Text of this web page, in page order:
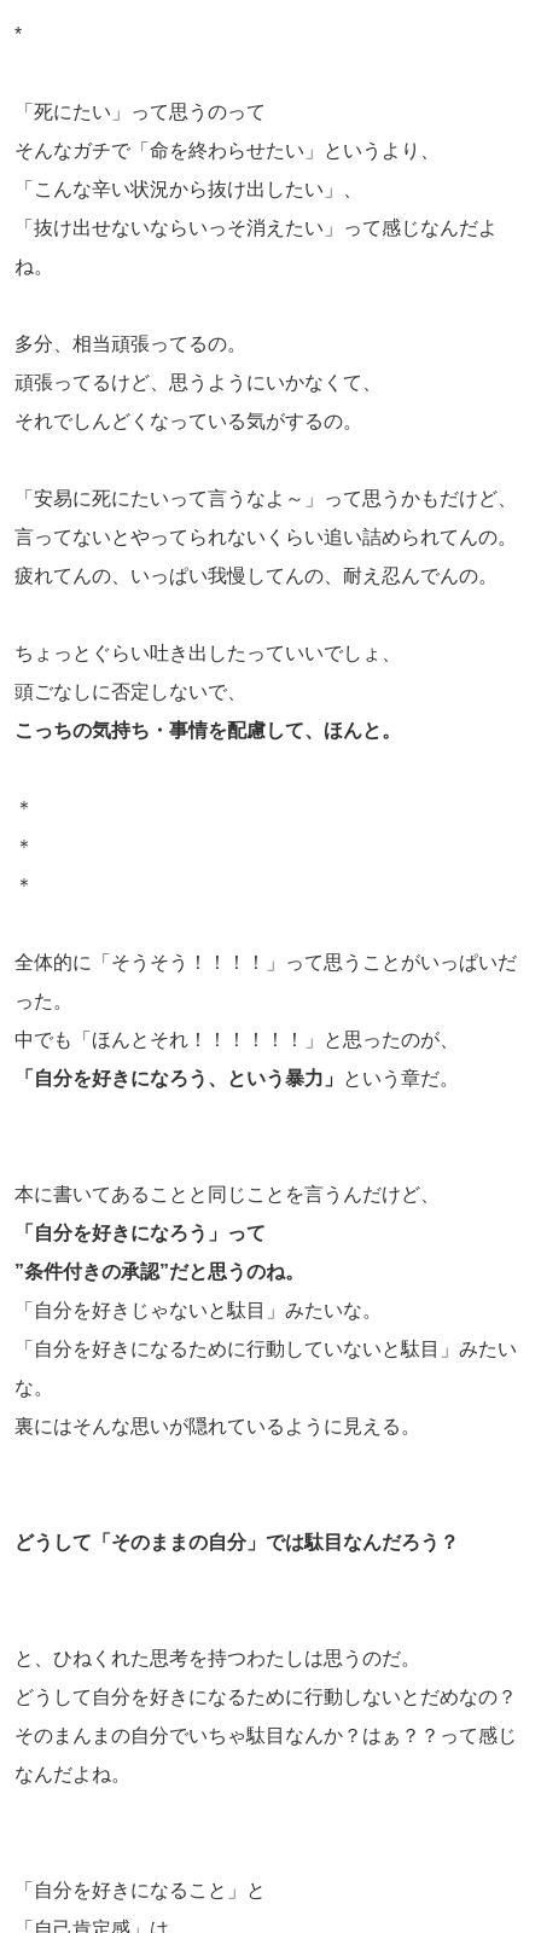
*
「死にたい」って思うのって
そんなガチで「命を終わらせたい」というより、
「こんな辛い状況から抜け出したい」、
「抜け出せないならいっそ消えたい」って感じなんだよ
ね。
多分、相当頑張ってるの。
頑張ってるけど、思うようにいかなくて、
それでしんどくなっている気がするの。
「安易に死にたいって言うなよ～」って思うかもだけど、
言ってないとやってられないくらい追い詰められてんの。
疲れてんの、いっぱい我慢してんの、耐え忍んでんの。
ちょっとぐらい吐き出したっていいでしょ、
頭ごなしに否定しないで、
こっちの気持ち・事情を配慮して、ほんと。
＊
＊
＊
全体的に「そうそう！！！！」って思うことがいっぱいだ
った。
中でも「ほんとそれ！！！！！！」と思ったのが、
「自分を好きになろう、という暴力」
という章だ。
本に書いてあることと同じことを言うんだけど、
「自分を好きになろう」って
”条件付きの承認”だと思うのね。
「自分を好きじゃないと駄目」みたいな。
「自分を好きになるために行動していないと駄目」みたい
な。
裏にはそんな思いが隠れているように見える。
どうして「そのままの自分」では駄目なんだろう？
と、ひねくれた思考を持つわたしは思うのだ。
どうして自分を好きになるために行動しないとだめなの？
そのまんまの自分でいちゃ駄目なんか？はぁ？？って感じ
なんだよね。
「自分を好きになること」と
「自己肯定感」は